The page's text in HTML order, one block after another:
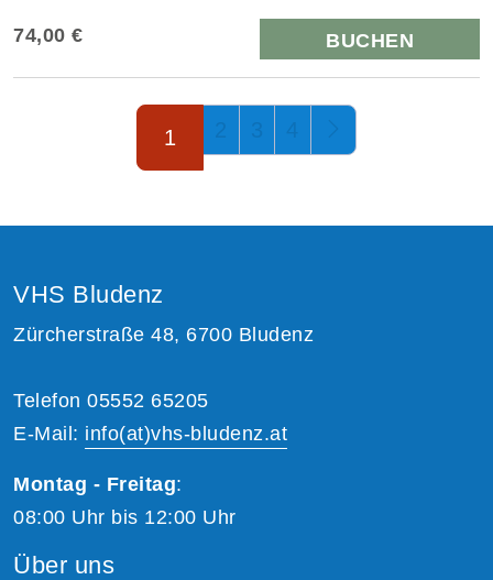
74,00 € BUCHEN
1 2 3 4
VHS Bludenz
Zürcherstraße 48, 6700 Bludenz
Telefon 05552 65205
E-Mail: info(at)vhs-bludenz.at
Montag - Freitag:
08:00 Uhr bis 12:00 Uhr
Über uns